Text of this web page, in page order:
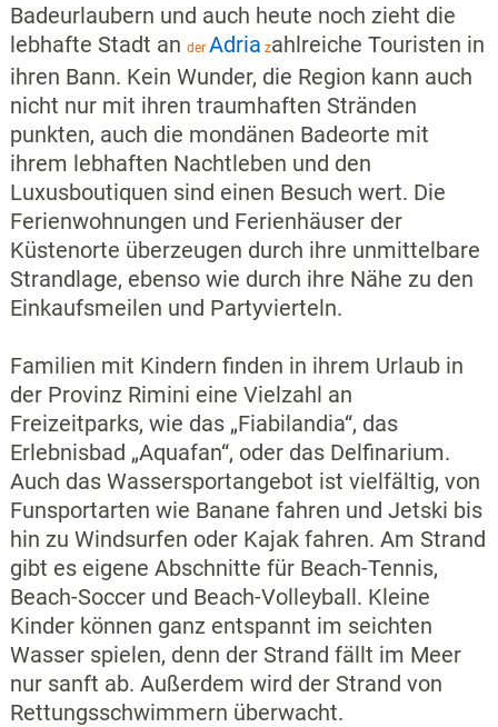
Badeurlaubern und auch heute noch zieht die
lebhafte Stadt an der Adria zahlreiche Touristen in
ihren Bann. Kein Wunder, die Region kann auch
nicht nur mit ihren traumhaften Stränden
punkten, auch die mondänen Badeorte mit
ihrem lebhaften Nachtleben und den
Luxusboutiquen sind einen Besuch wert. Die
Ferienwohnungen und Ferienhäuser der
Küstenorte überzeugen durch ihre unmittelbare
Strandlage, ebenso wie durch ihre Nähe zu den
Einkaufsmeilen und Partyvierteln.
Familien mit Kindern finden in ihrem Urlaub in
der Provinz Rimini eine Vielzahl an
Freizeitparks, wie das „Fiabilandia“, das
Erlebnisbad „Aquafan“, oder das Delfinarium.
Auch das Wassersportangebot ist vielfältig, von
Funsportarten wie Banane fahren und Jetski bis
hin zu Windsurfen oder Kajak fahren. Am Strand
gibt es eigene Abschnitte für Beach-Tennis,
Beach-Soccer und Beach-Volleyball. Kleine
Kinder können ganz entspannt im seichten
Wasser spielen, denn der Strand fällt im Meer
nur sanft ab. Außerdem wird der Strand von
Rettungsschwimmern überwacht.